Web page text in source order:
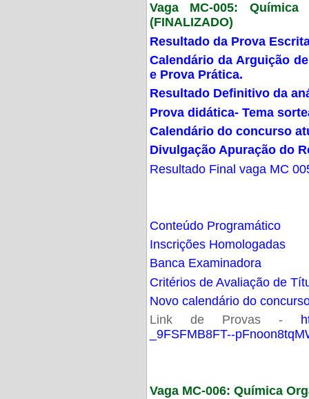
Vaga MC-005:
(FINALIZADO)
Resultado da Prova
Calendário da Arguição
e Prova Prática.
Resultado Definitivo da
Prova didática- Tema
Calendário do concurso
Divulgação Apuração do
Resultado Final vaga MC
Conteúdo Programático
Inscrições Homologadas
Banca Examinadora
Critérios de Avaliação de
Novo calendário do
Link de Provas -
_9FSFMB8FT--
Vaga MC-006: Química